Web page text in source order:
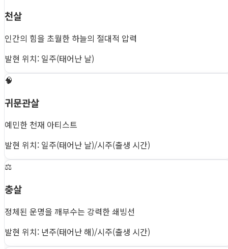
천살
인간의 힘을 초월한 하늘의 절대적 압력
발현 위치: 일주(태어난 날)
🧠
귀문관살
예민한 천재 아티스트
발현 위치: 일주(태어난 날)/시주(출생 시간)
⚖️
충살
정체된 운명을 깨부수는 강력한 쇄빙선
발현 위치: 년주(태어난 해)/시주(출생 시간)